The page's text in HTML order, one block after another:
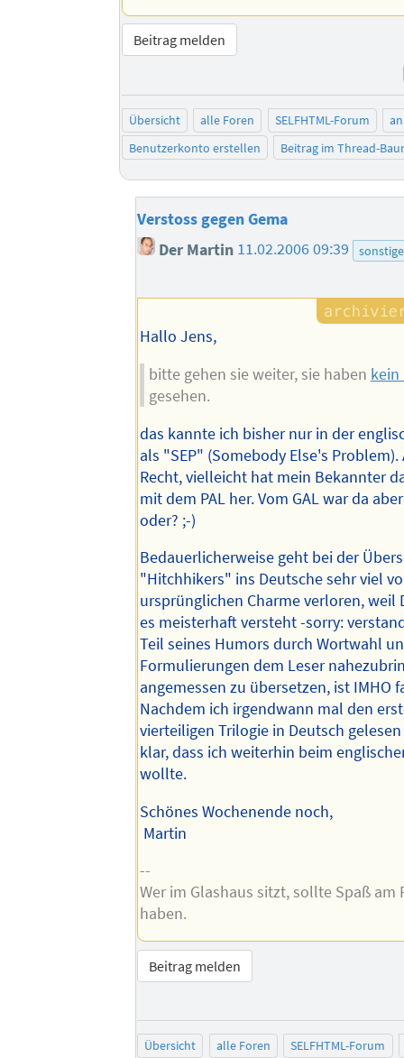
Beitrag melden
Übersicht alle Foren SELFHTML-Forum
Benutzerkonto erstellen
Beitrag im Thread-
Verstoss gegen Gema
Der Martin 11.02.2006 09:39
Hallo Jens,
bitte gehen sie weiter, sie haben kein
gesehen.
das kannte ich bisher nur in der
als "SEP" (Somebody Else's
Recht, vielleicht hat mein Bekannter
mit dem PAL her. Vom GAL war da
oder? ;-)
Bedauerlicherweise geht bei der
"Hitchhikers" ins Deutsche sehr viel
ursprünglichen Charme verloren, weil
es meisterhaft versteht -sorry:
Teil seines Humors durch Wortwahl
Formulierungen dem Leser
angemessen zu übersetzen, ist IMHO
Nachdem ich irgendwann mal den
vierteiligen Trilogie in Deutsch
klar, dass ich weiterhin beim
wollte.
Schönes Wochenende noch,
Martin
--
Wer im Glashaus sitzt, sollte Spaß am
haben.
Beitrag melden
Übersicht alle Foren SELFHTML-Forum